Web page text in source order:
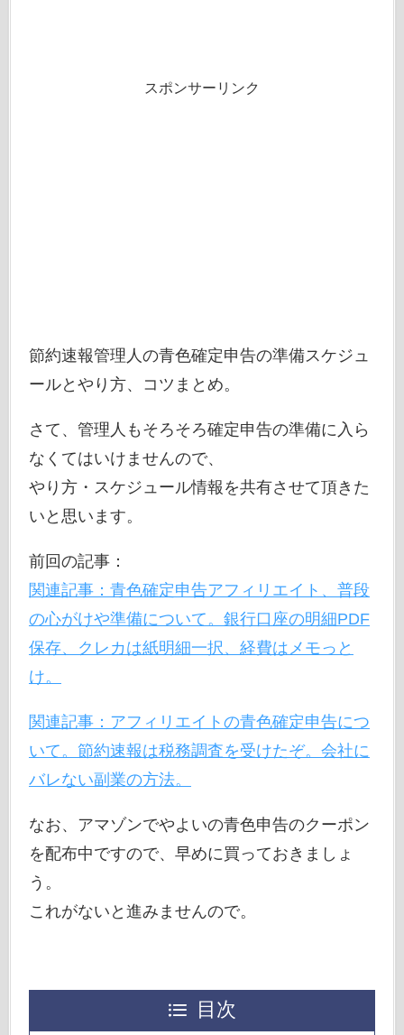
スポンサーリンク
節約速報管理人の青色確定申告の準備スケジュ
ールとやり方、コツまとめ。
さて、管理人もそろそろ確定申告の準備に入ら
なくてはいけませんので、
やり方・スケジュール情報を共有させて頂きた
いと思います。
前回の記事：
関連記事：青色確定申告アフィリエイト、普段
の心がけや準備について。銀行口座の明細PDF
保存、クレカは紙明細一択、経費はメモっと
け。
関連記事：アフィリエイトの青色確定申告につ
いて。節約速報は税務調査を受けたぞ。会社に
バレない副業の方法。
なお、アマゾンでやよいの青色申告のクーポン
を配布中ですので、早めに買っておきましょ
う。
これがないと進みませんので。
目次